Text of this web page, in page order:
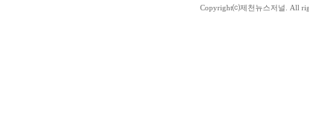
Copyright⒞제천뉴스저널. All